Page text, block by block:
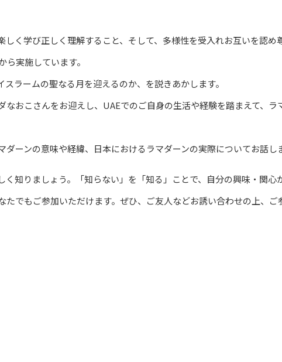
く学び正しく理解すること、そして、多様性を受入れお互いを認め
実施しています。
ラームの聖なる月を迎えるのか、を説きあかします。
おこさんをお迎えし、UAEでのご自身の生活や経験を踏まえて、ラ
ーンの意味や経緯、日本におけるラマダーンの実際についてお話し
知りましょう。「知らない」を「知る」ことで、自分の興味・関心
でもご参加いただけます。ぜひ、ご友人などお誘い合わせの上、ご